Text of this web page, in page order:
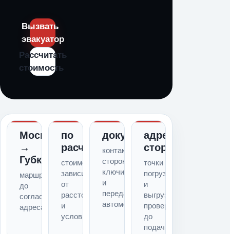
Вызвать
эвакуатор
Рассчитать
стоимость
Москва
→
Губкин
маршрут
до
согласованного
адреса
по
расчету
стоимость
зависит
от
расстояния
и
условий
документы
контакты
сторон,
ключи
и
передача
автомобиля
адреса
сторон
точки
погрузки
и
выгрузки
проверяем
до
подачи